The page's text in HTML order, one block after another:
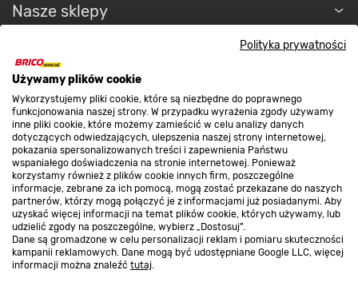
Polityka prywatności
Używamy plików cookie
Wykorzystujemy pliki cookie, które są niezbędne do poprawnego
funkcjonowania naszej strony. W przypadku wyrażenia zgody używamy
inne pliki cookie, które możemy zamieścić w celu analizy danych
dotyczących odwiedzających, ulepszenia naszej strony internetowej,
pokazania spersonalizowanych treści i zapewnienia Państwu
wspaniałego doświadczenia na stronie internetowej. Ponieważ
korzystamy również z plików cookie innych firm, poszczególne
informacje, zebrane za ich pomocą, mogą zostać przekazane do naszych
partnerów, którzy mogą połączyć je z informacjami już posiadanymi. Aby
uzyskać więcej informacji na temat plików cookie, których używamy, lub
udzielić zgody na poszczególne, wybierz „Dostosuj”.
Dane są gromadzone w celu personalizacji reklam i pomiaru skuteczności
kampanii reklamowych. Dane mogą być udostępniane Google LLC, więcej
informacji można znaleźć tutaj.
Nasze sklepy
O nas
Kontakt do sklepu
Strefa biznesu
Dołącz do nas